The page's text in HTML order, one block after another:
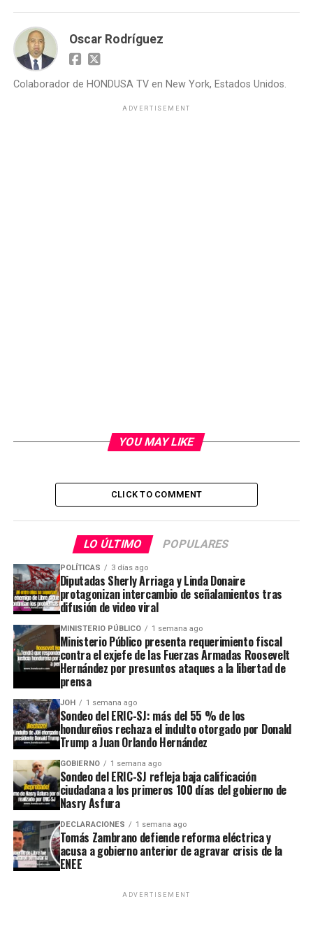
Oscar Rodríguez
Colaborador de HONDUSA TV en New York, Estados Unidos.
ADVERTISEMENT
YOU MAY LIKE
CLICK TO COMMENT
LO ÚLTIMO POPULARES
POLÍTICAS 3 días ago
Diputadas Sherly Arriaga y Linda Donaire
protagonizan intercambio de señalamientos tras
difusión de video viral
MINISTERIO PÚBLICO 1 semana ago
Ministerio Público presenta requerimiento fiscal
contra el exjefe de las Fuerzas Armadas Roosevelt
Hernández por presuntos ataques a la libertad de
prensa
JOH 1 semana ago
Sondeo del ERIC-SJ: más del 55 % de los
hondureños rechaza el indulto otorgado por Donald
Trump a Juan Orlando Hernández
GOBIERNO 1 semana ago
Sondeo del ERIC-SJ refleja baja calificación
ciudadana a los primeros 100 días del gobierno de
Nasry Asfura
DECLARACIONES 1 semana ago
Tomás Zambrano defiende reforma eléctrica y
acusa a gobierno anterior de agravar crisis de la
ENEE
ADVERTISEMENT